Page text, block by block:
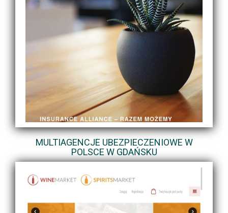
MULTIAGENCJE UBEZPIECZENIOWE W
POLSCE W GDAŃSKU